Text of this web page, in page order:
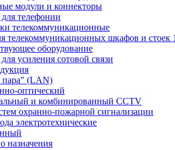
модули и коннекторы
телефонии
телекоммуникационные
телекоммуникационных шкафов и стоек
оборудование
усиления сотовой связи
пара" (LAN)
оптический
и комбинированный CCTV
охранно-пожарной сигнализации
электротехнические
назначения